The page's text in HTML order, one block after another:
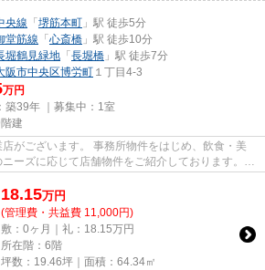
央線 「堺筋本町 」駅 徒歩5分
堂筋線 「心斎橋 」駅 徒歩10分
堀鶴見緑地 「長堀橋 」駅 徒歩7分
阪市中央区博労町 １丁目4-3
万円
築39年 ｜募集中： 1室
建
がございます。 事務所物件をはじめ、飲食・美
ーズに応じて店舗物件をご紹介しております。
切...
18.15万円
(管理費・共益費 11,000円)
敷：0ヶ月｜礼：18.15万円
所在階：6階
坪数：19.46坪｜面積：64.34㎡